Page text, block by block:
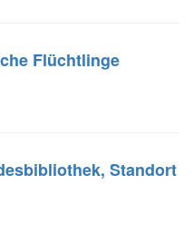
Flüchtlinge
Standort